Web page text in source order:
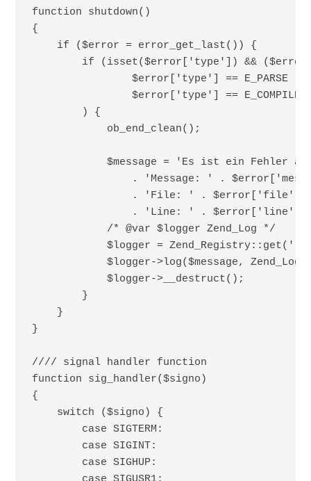
function shutdown()
{
    if ($error = error_get_last()) {
if (isset($error['type']) &&
                $error['type'] == E_PARSE ||
$error['type'] ==
        ) {
            ob_end_clean();
$message = 'Es ist ein Fehler
. 'Message: ' .
. 'File: ' . $error['file']
                . 'Line: ' . $error['line'];
            /* @var $logger Zend_Log */
$logger =
$logger->log($message,
            $logger->__destruct();
        }
    }
}
//// signal handler function
function sig_handler($signo)
{
    switch ($signo) {
        case SIGTERM:
        case SIGINT:
        case SIGHUP: